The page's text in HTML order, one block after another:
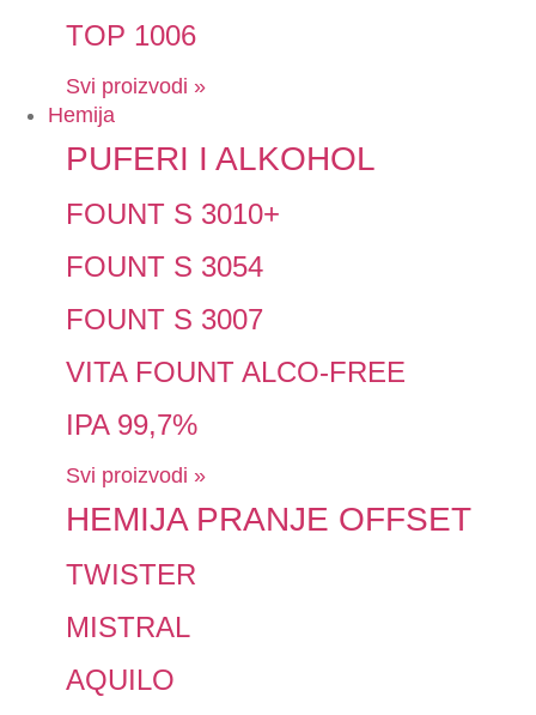
TOP 1006
Svi proizvodi »
Hemija
PUFERI I ALKOHOL
FOUNT S 3010+
FOUNT S 3054
FOUNT S 3007
VITA FOUNT ALCO-FREE
IPA 99,7%
Svi proizvodi »
HEMIJA PRANJE OFFSET
TWISTER
MISTRAL
AQUILO